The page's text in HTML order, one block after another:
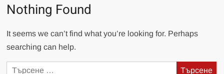
Nothing Found
It seems we can’t find what you’re looking for. Perhaps
searching can help.
Търсене